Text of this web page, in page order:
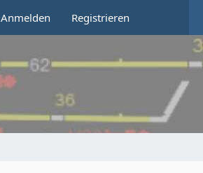
Anmelden Registrieren